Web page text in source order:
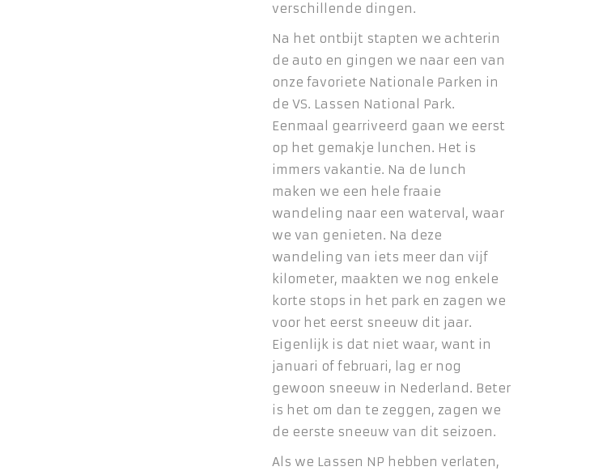
verschillende dingen.
Na het ontbijt stapten we achterin
de auto en gingen we naar een van
onze favoriete Nationale Parken in
de VS. Lassen National Park.
Eenmaal gearriveerd gaan we eerst
op het gemakje lunchen. Het is
immers vakantie. Na de lunch
maken we een hele fraaie
wandeling naar een waterval, waar
we van genieten. Na deze
wandeling van iets meer dan vijf
kilometer, maakten we nog enkele
korte stops in het park en zagen we
voor het eerst sneeuw dit jaar.
Eigenlijk is dat niet waar, want in
januari of februari, lag er nog
gewoon sneeuw in Nederland. Beter
is het om dan te zeggen, zagen we
de eerste sneeuw van dit seizoen.
Als we Lassen NP hebben verlaten,